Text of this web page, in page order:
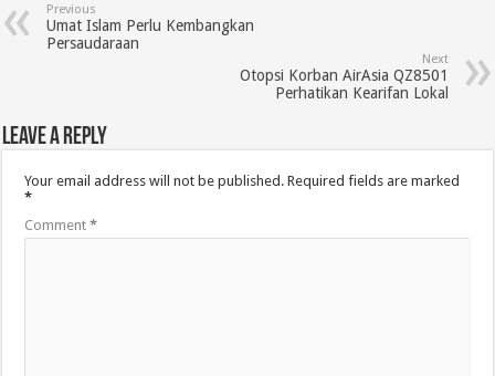
Previous
Umat Islam Perlu Kembangkan
Persaudaraan
Next
Otopsi Korban AirAsia QZ8501
Perhatikan Kearifan Lokal
Leave a Reply
Your email address will not be published. Required fields are marked
*
Comment*